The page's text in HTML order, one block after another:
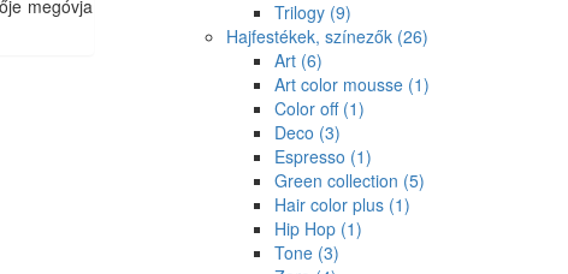
megóvja
Trilogy (9)
Hajfestékek, színezők (26)
Art (6)
Art color mousse (1)
Color off (1)
Deco (3)
Espresso (1)
Green collection (5)
Hair color plus (1)
Hip Hop (1)
Tone (3)